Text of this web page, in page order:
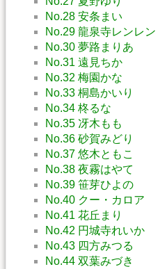
No.28 安条まい
No.29 龍泉寺レンレン
No.30 夢路まりあ
No.31 遠見ちか
No.32 梅園かな
No.33 桐島かいり
No.34 柊るな
No.35 冴木もも
No.36 砂賀みどり
No.37 悠木ともこ
No.38 夜霧はやて
No.39 笹芽ひよの
No.40 クー・カロア
No.41 花丘まり
No.42 円城寺れいか
No.43 四方みつる
No.44 双葉みづき